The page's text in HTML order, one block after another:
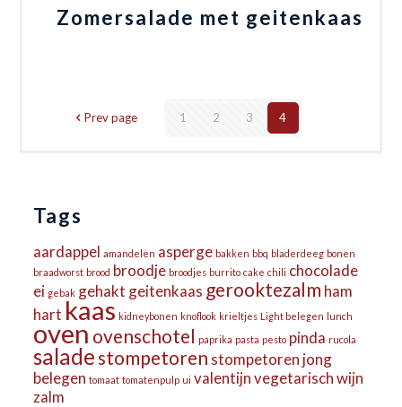
Zomersalade met geitenkaas
Prev page 1 2 3 4
Tags
aardappel amandelen asperge bakken bbq bladerdeeg bonen
braadworst brood broodje broodjes burrito cake chili chocolade
ei gebak gehakt geitenkaas gerooktezalm ham
hart kaas kidneybonen knoflook krieltjes Light belegen lunch
oven ovenschotel paprika pasta pesto pinda rucola
salade stompetoren stompetoren jong
belegen tomaat tomatenpulp ui valentijnvegetarischwijn
zalm